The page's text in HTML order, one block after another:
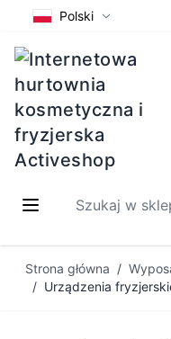
Polski
Szukaj w
Strona główna /
/ Urządzenia